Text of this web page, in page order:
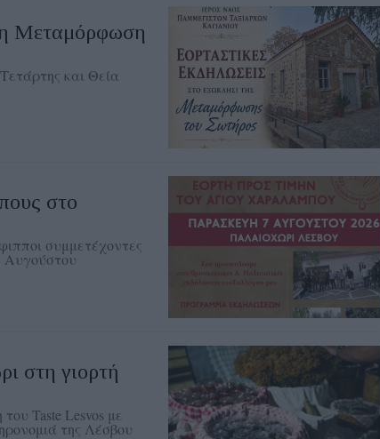
Μεταμόρφωση
και Θεία
στο
συμμετέχοντες
Αυγούστου
στη γιορτή
Taste Lesvos με
της Λέσβου